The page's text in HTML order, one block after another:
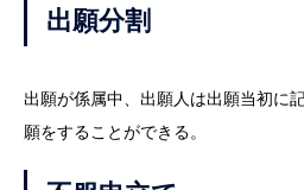
出願分割
出願が係属中、出願人は出願当初に
願をすることができる。